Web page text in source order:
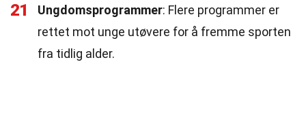
21 Ungdomsprogrammer: Flere programmer er
rettet mot unge utøvere for å fremme sporten
fra tidlig alder.